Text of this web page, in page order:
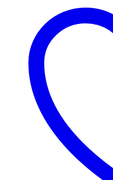
W910
LHD-
2.1/3.0
(2018-
On.)
Menge